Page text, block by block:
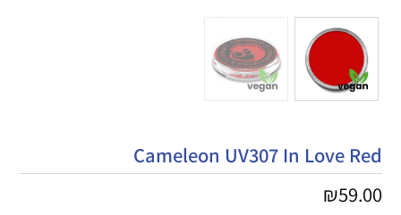
Cameleon UV307 In Love Red
₪59.00